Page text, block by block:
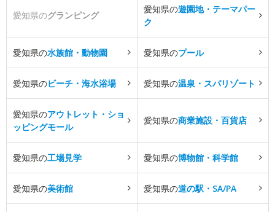
愛知県のグランピング
愛知県の遊園地・テーマパー
ク
愛知県の水族館・動物園 愛知県のプール
愛知県のビーチ・海水浴場 愛知県の温泉・スパリゾート
愛知県のアウトレット・ショ
ッピングモール
愛知県の商業施設・百貨店
愛知県の工場見学 愛知県の博物館・科学館
愛知県の美術館 愛知県の道の駅・SA/PA